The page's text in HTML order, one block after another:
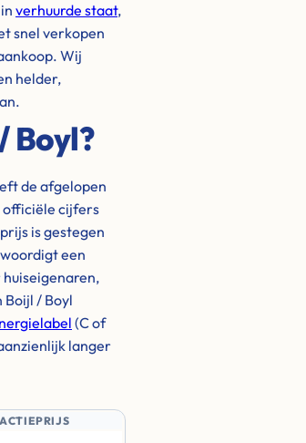
verhuurde staat,
snel verkopen
Wij
helder,
Boyl?
de afgelopen
officiële cijfers
is gestegen
een
/ Boyl
(C of
langer